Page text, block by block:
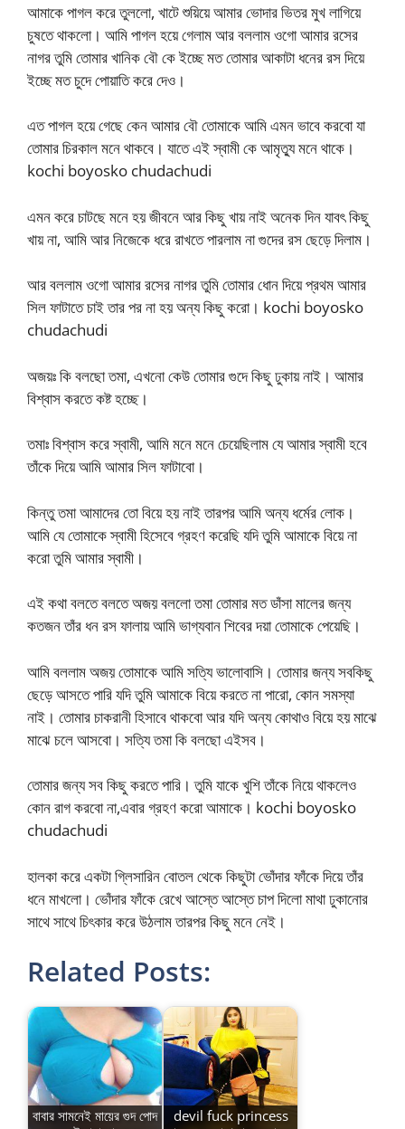
আমাকে পাগল করে তুললো, খাটে শুয়িয়ে আমার ভোদার ভিতর মুখ লাগিয়ে
চুষতে থাকলো। আমি পাগল হয়ে গেলাম আর বললাম ওগো আমার রসের
নাগর তুমি তোমার খানিক বৌ কে ইচ্ছে মত তোমার আকাটা ধনের রস দিয়ে
ইচ্ছে মত চুদে পোয়াতি করে দেও।
এত পাগল হয়ে গেছে কেন আমার বৌ তোমাকে আমি এমন ভাবে করবো যা
তোমার চিরকাল মনে থাকবে। যাতে এই স্বামী কে আমৃত্যু মনে থাকে।
kochi boyosko chudachudi
এমন করে চাটছে মনে হয় জীবনে আর কিছু খায় নাই অনেক দিন যাবৎ কিছু
খায় না, আমি আর নিজেকে ধরে রাখতে পারলাম না গুদের রস ছেড়ে দিলাম।
আর বললাম ওগো আমার রসের নাগর তুমি তোমার ধোন দিয়ে প্রথম আমার
সিল ফাটাতে চাই তার পর না হয় অন্য কিছু করো। kochi boyosko
chudachudi
অজয়ঃ কি বলছো তমা, এখনো কেউ তোমার গুদে কিছু ঢুকায় নাই। আমার
বিশ্বাস করতে কষ্ট হচ্ছে।
তমাঃ বিশ্বাস করে স্বামী, আমি মনে মনে চেয়েছিলাম যে আমার স্বামী হবে
তাঁকে দিয়ে আমি আমার সিল ফাটাবো।
কিন্তু তমা আমাদের তো বিয়ে হয় নাই তারপর আমি অন্য ধর্মের লোক।
আমি যে তোমাকে স্বামী হিসেবে গ্রহণ করেছি যদি তুমি আমাকে বিয়ে না
করো তুমি আমার স্বামী।
এই কথা বলতে বলতে অজয় বললো তমা তোমার মত ডাঁসা মালের জন্য
কতজন তাঁর ধন রস ফালায় আমি ভাগ্যবান শিবের দয়া তোমাকে পেয়েছি।
আমি বললাম অজয় তোমাকে আমি সত্যি ভালোবাসি। তোমার জন্য সবকিছু
ছেড়ে আসতে পারি যদি তুমি আমাকে বিয়ে করতে না পারো, কোন সমস্যা
নাই। তোমার চাকরানী হিসাবে থাকবো আর যদি অন্য কোথাও বিয়ে হয় মাঝে
মাঝে চলে আসবো। সত্যি তমা কি বলছো এইসব।
তোমার জন্য সব কিছু করতে পারি। তুমি যাকে খুশি তাঁকে নিয়ে থাকলেও
কোন রাগ করবো না,এবার গ্রহণ করো আমাকে। kochi boyosko
chudachudi
হালকা করে একটা গ্লিসারিন বোতল থেকে কিছুটা ভোঁদার ফাঁকে দিয়ে তাঁর
ধনে মাখলো। ভোঁদার ফাঁকে রেখে আস্তে আস্তে চাপ দিলো মাথা ঢুকানোর
সাথে সাথে চিৎকার করে উঠলাম তারপর কিছু মনে নেই।
Related Posts:
বাবার সামনেই মায়ের গুদ পোদ
devil fuck princess